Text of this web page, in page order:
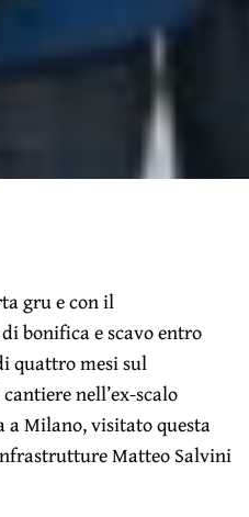
gru e con il
bonifica e scavo entro
quattro mesi sul
nell’ex-scalo
Milano, visitato questa
Matteo Salvini